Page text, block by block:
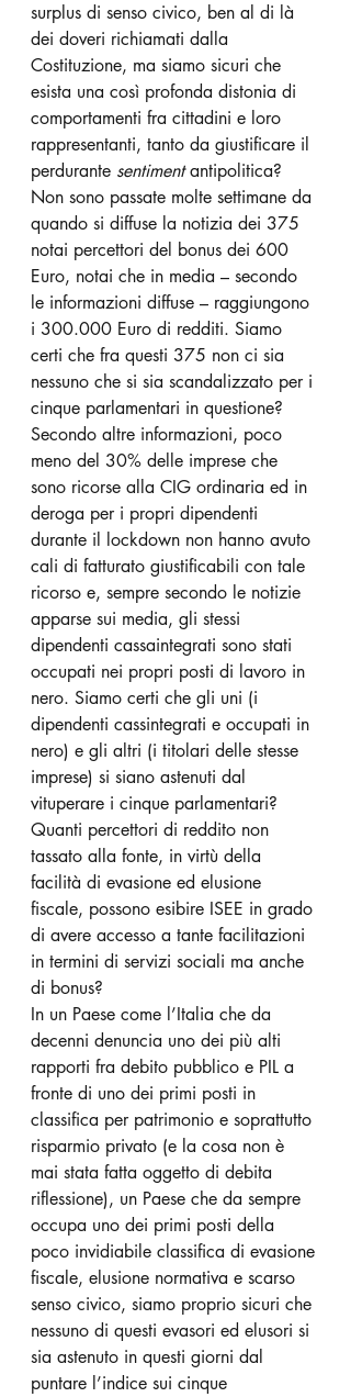
surplus di senso civico, ben al di là
dei doveri richiamati dalla
Costituzione, ma siamo sicuri che
esista una così profonda distonia di
comportamenti fra cittadini e loro
rappresentanti, tanto da giustificare il
perdurante sentiment antipolitica?
Non sono passate molte settimane da
quando si diffuse la notizia dei 375
notai percettori del bonus dei 600
Euro, notai che in media – secondo
le informazioni diffuse – raggiungono
i 300.000 Euro di redditi. Siamo
certi che fra questi 375 non ci sia
nessuno che si sia scandalizzato per i
cinque parlamentari in questione?
Secondo altre informazioni, poco
meno del 30% delle imprese che
sono ricorse alla CIG ordinaria ed in
deroga per i propri dipendenti
durante il lockdown non hanno avuto
cali di fatturato giustificabili con tale
ricorso e, sempre secondo le notizie
apparse sui media, gli stessi
dipendenti cassaintegrati sono stati
occupati nei propri posti di lavoro in
nero. Siamo certi che gli uni (i
dipendenti cassintegrati e occupati in
nero) e gli altri (i titolari delle stesse
imprese) si siano astenuti dal
vituperare i cinque parlamentari?
Quanti percettori di reddito non
tassato alla fonte, in virtù della
facilità di evasione ed elusione
fiscale, possono esibire ISEE in grado
di avere accesso a tante facilitazioni
in termini di servizi sociali ma anche
di bonus?
In un Paese come l’Italia che da
decenni denuncia uno dei più alti
rapporti fra debito pubblico e PIL a
fronte di uno dei primi posti in
classifica per patrimonio e soprattutto
risparmio privato (e la cosa non è
mai stata fatta oggetto di debita
riflessione), un Paese che da sempre
occupa uno dei primi posti della
poco invidiabile classifica di evasione
fiscale, elusione normativa e scarso
senso civico, siamo proprio sicuri che
nessuno di questi evasori ed elusori si
sia astenuto in questi giorni dal
puntare l’indice sui cinque